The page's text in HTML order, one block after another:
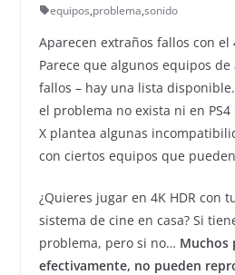
equipos,problema,sonido
Aparecen extraños fallos con el
Parece que algunos equipos
fallos – hay una lista
el problema no exista ni en PS4
X plantea algunas
con ciertos equipos que
¿Quieres jugar en 4K HDR con
sistema de cine en casa? Si
problema, pero si no… Muchos
efectivamente, no pueden